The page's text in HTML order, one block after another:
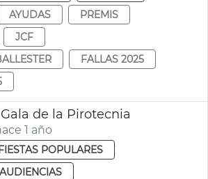
AYUDAS
PREMIS
JCF
FALLAS 2025
de la Pirotecnia
1 año
POPULARES